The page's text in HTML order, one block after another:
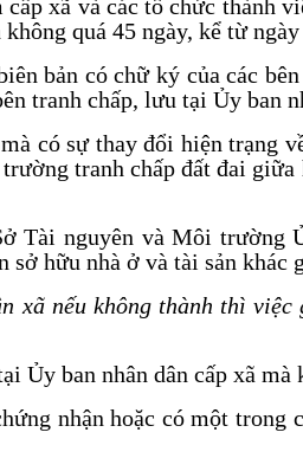
xã và các tổ chức thành
quá 45 ngày, kể từ
bản có chữ ký của các
tranh chấp, lưu tại Ủy ban
có sự thay đổi hiện trạng
tranh chấp đất đai
Tài nguyên và Môi trường
sở hữu nhà ở và tài sản khác
xã nếu không thành thì
Ủy ban nhân dân cấp xã
nhận hoặc có một